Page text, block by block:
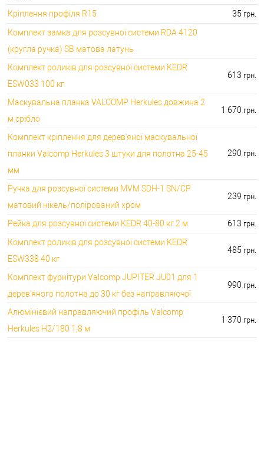
розсувних систем:
Кріплення профіля R15
35 грн.
Комплект замка для розсувної системи RDA 4120
(кругла ручка) SB матова латунь
Комплект роликів для розсувної системи KEDR
ESW033 100 кг
613 грн.
Маскувальна планка VALCOMP Herkules довжина 2
м срібло
1 670 грн.
Комплект кріплення для дерев'яної маскувальної
планки Valcomp Herkules 3 штуки для полотна 25-45
мм
290 грн.
Ручка для розсувної системи MVM SDH-1 SN/CP
матовий нікель/полірований хром
239 грн.
Рейка для розсувної системи KEDR 40-80 кг 2 м 613 грн.
Комплект роликів для розсувної системи KEDR
ESW338 40 кг
485 грн.
Комплект фурнітури Valcomp JUPITER JU01 для 1
дерев'яного полотна до 30 кг без направляючої
990 грн.
Алюмінієвий направляючий профіль Valcomp
Herkules H2/180 1,8 м
1 370 грн.